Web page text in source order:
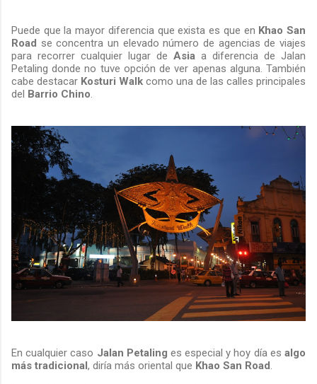
Puede que la mayor diferencia que exista es que en Khao San
Road se concentra un elevado número de agencias de viajes
para recorrer cualquier lugar de Asia a diferencia de Jalan
Petaling donde no tuve opción de ver apenas alguna. También
cabe destacar Kosturi Walk como una de las calles principales
del Barrio Chino.
En cualquier caso Jalan Petaling es especial y hoy día esalgo
más tradicional, diría más oriental que Khao San Road.